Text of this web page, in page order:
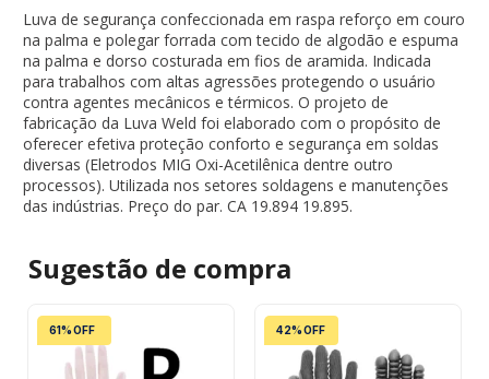
Luva de segurança confeccionada em raspa reforço em couro
na palma e polegar forrada com tecido de algodão e espuma
na palma e dorso costurada em fios de aramida. Indicada
para trabalhos com altas agressões protegendo o usuário
contra agentes mecânicos e térmicos. O projeto de
fabricação da Luva Weld foi elaborado com o propósito de
oferecer efetiva proteção conforto e segurança em soldas
diversas (Eletrodos MIG Oxi-Acetilênica dentre outro
processos). Utilizada nos setores soldagens e manutenções
das indústrias. Preço do par. CA 19.894 19.895.
Sugestão de compra
61% OFF 42% OFF